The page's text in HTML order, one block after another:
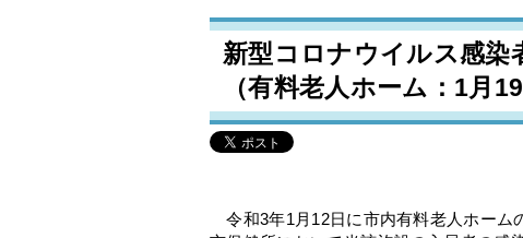
新型コロナウイルス感染
（有料老人ホーム：1月19
令和3年1月12日に市内有料老人ホーム